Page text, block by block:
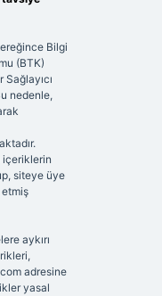
Bilgi
(BTK)
Sağlayıcı
nedenle,
içeriklerin
siteye üye
aykırı
adresine
yasal